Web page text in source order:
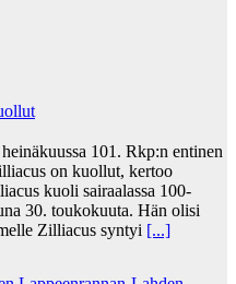
101. Rkp:n entinen
on kuollut, kertoo
kuoli sairaalassa 100-
30. toukokuuta. Hän olisi
Zilliacus syntyi [...]